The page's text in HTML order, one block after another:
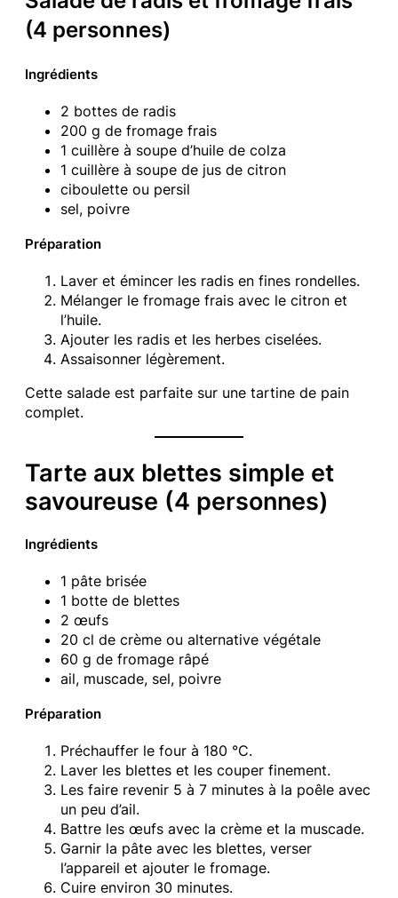
(4 personnes)
Ingrédients
2 bottes de radis
200 g de fromage frais
1 cuillère à soupe d’huile de colza
1 cuillère à soupe de jus de citron
ciboulette ou persil
sel, poivre
Préparation
Laver et émincer les radis en fines rondelles.
Mélanger le fromage frais avec le citron et
l’huile.
Ajouter les radis et les herbes ciselées.
Assaisonner légèrement.
Cette salade est parfaite sur une tartine de pain
complet.
Tarte aux blettes simple et
savoureuse (4 personnes)
Ingrédients
1 pâte brisée
1 botte de blettes
2 œufs
20 cl de crème ou alternative végétale
60 g de fromage râpé
ail, muscade, sel, poivre
Préparation
Préchauffer le four à 180 °C.
Laver les blettes et les couper finement.
Les faire revenir 5 à 7 minutes à la poêle avec
un peu d’ail.
Battre les œufs avec la crème et la muscade.
Garnir la pâte avec les blettes, verser
l’appareil et ajouter le fromage.
Cuire environ 30 minutes.